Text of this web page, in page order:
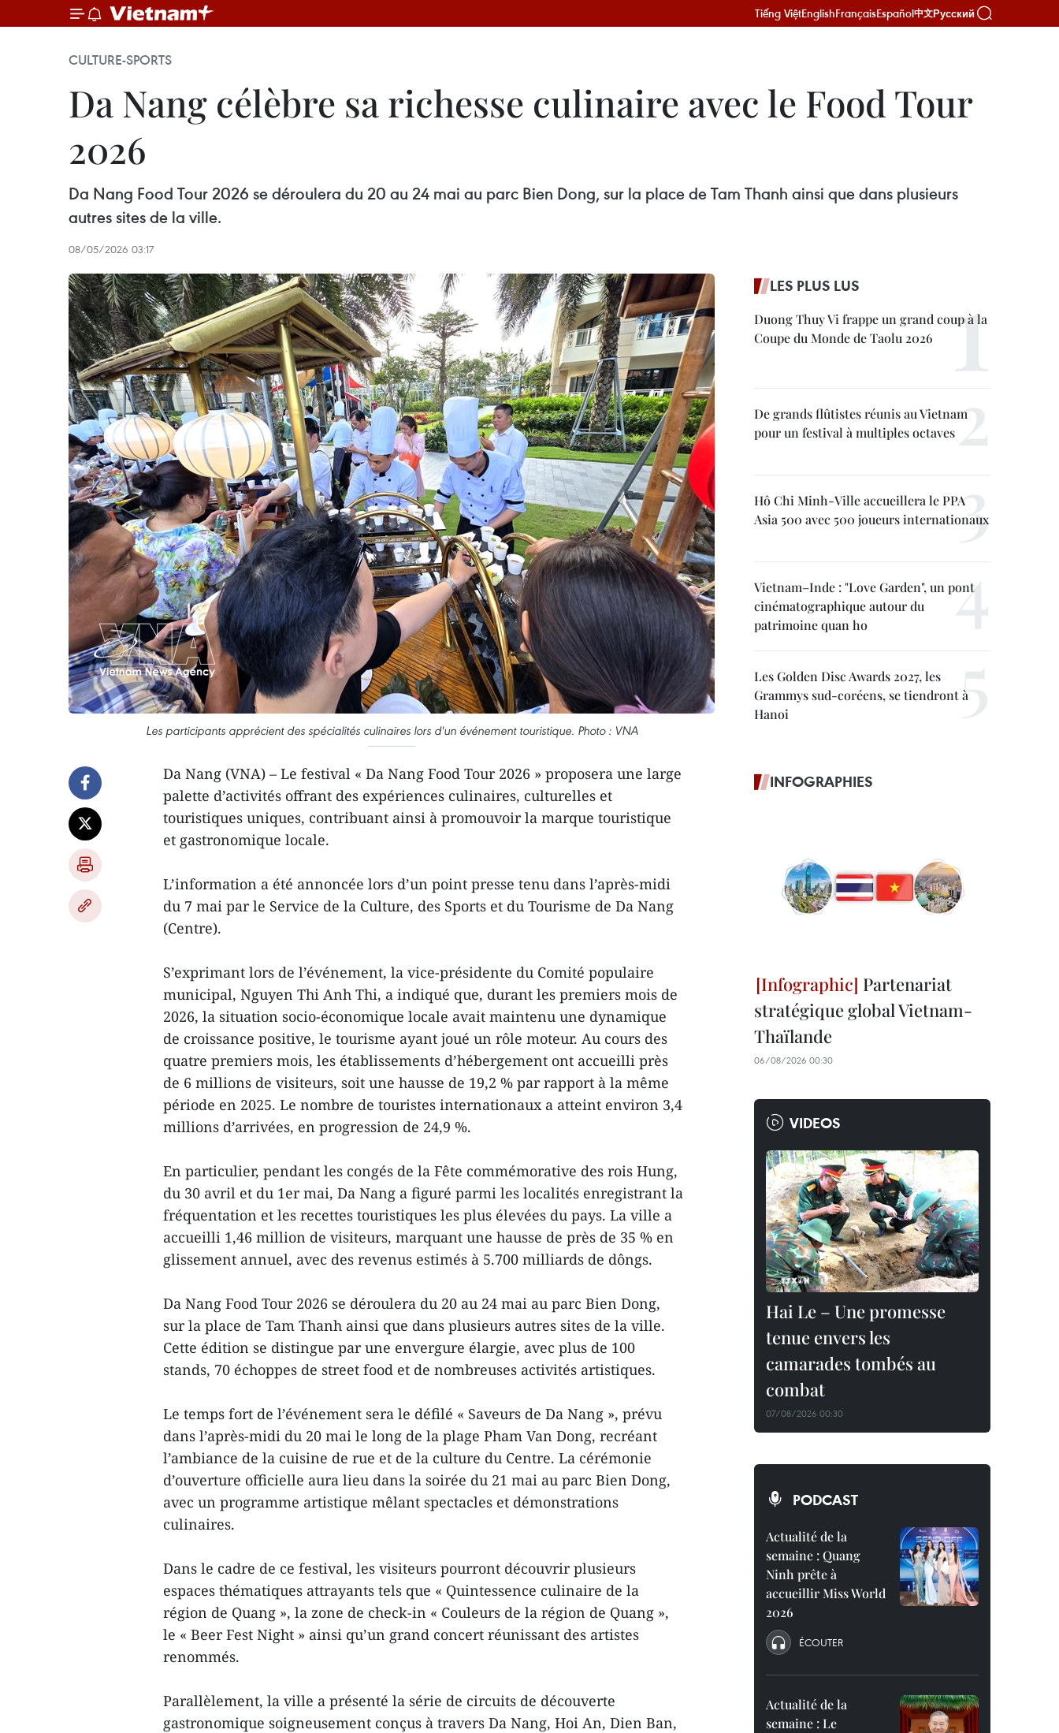
Tiếng ViệtEnglishFrançaisEspañol中文Русский
CULTURE-SPORTS
Da Nang célèbre sa richesse culinaire avec le Food Tour
2026
Da Nang Food Tour 2026 se déroulera du 20 au 24 mai au parc Bien Dong, sur la place de Tam Thanh ainsi que dans plusieurs
autres sites de la ville.
08/05/2026 03:17
Les participants apprécient des spécialités culinaires lors d'un événement touristique. Photo : VNA
Da Nang (VNA) – Le festival « Da Nang Food Tour 2026 » proposera une large
palette d’activités offrant des expériences culinaires, culturelles et
touristiques uniques, contribuant ainsi à promouvoir la marque touristique
et gastronomique locale.
L’information a été annoncée lors d’un point presse tenu dans l’après-midi
du 7 mai par le Service de la Culture, des Sports et du Tourisme de Da Nang
(Centre).
S’exprimant lors de l’événement, la vice-présidente du Comité populaire
municipal, Nguyen Thi Anh Thi, a indiqué que, durant les premiers mois de
2026, la situation socio-économique locale avait maintenu une dynamique
de croissance positive, le tourisme ayant joué un rôle moteur. Au cours des
quatre premiers mois, les établissements d’hébergement ont accueilli près
de 6 millions de visiteurs, soit une hausse de 19,2 % par rapport à la même
période en 2025. Le nombre de touristes internationaux a atteint environ 3,4
millions d’arrivées, en progression de 24,9 %.
En particulier, pendant les congés de la Fête commémorative des rois Hung,
du 30 avril et du 1er mai, Da Nang a figuré parmi les localités enregistrant la
fréquentation et les recettes touristiques les plus élevées du pays. La ville a
accueilli 1,46 million de visiteurs, marquant une hausse de près de 35 % en
glissement annuel, avec des revenus estimés à 5.700 milliards de dôngs.
Da Nang Food Tour 2026 se déroulera du 20 au 24 mai au parc Bien Dong,
sur la place de Tam Thanh ainsi que dans plusieurs autres sites de la ville.
Cette édition se distingue par une envergure élargie, avec plus de 100
stands, 70 échoppes de street food et de nombreuses activités artistiques.
Le temps fort de l’événement sera le défilé « Saveurs de Da Nang », prévu
dans l’après-midi du 20 mai le long de la plage Pham Van Dong, recréant
l’ambiance de la cuisine de rue et de la culture du Centre. La cérémonie
d’ouverture officielle aura lieu dans la soirée du 21 mai au parc Bien Dong,
avec un programme artistique mêlant spectacles et démonstrations
culinaires.
Dans le cadre de ce festival, les visiteurs pourront découvrir plusieurs
espaces thématiques attrayants tels que « Quintessence culinaire de la
région de Quang », la zone de check-in « Couleurs de la région de Quang »,
le « Beer Fest Night » ainsi qu’un grand concert réunissant des artistes
renommés.
Parallèlement, la ville a présenté la série de circuits de découverte
gastronomique soigneusement conçus à travers Da Nang, Hoi An, Dien Ban,
LES PLUS LUS
Duong Thuy Vi frappe un grand coup à la
Coupe du Monde de Taolu 2026
De grands flûtistes réunis au Vietnam
pour un festival à multiples octaves
Hô Chi Minh-Ville accueillera le PPA
Asia 500 avec 500 joueurs internationaux
Vietnam–Inde : "Love Garden", un pont
cinématographique autour du
patrimoine quan ho
Les Golden Disc Awards 2027, les
Grammys sud-coréens, se tiendront à
Hanoi
INFOGRAPHIES
Partenariat
stratégique global Vietnam-
Thaïlande
06/08/2026 00:30
VIDEOS
Hai Le – Une promesse
tenue envers les
camarades tombés au
combat
07/08/2026 00:30
PODCAST
Actualité de la
semaine : Quang
Ninh prête à
accueillir Miss World
2026
ÉCOUTER
Actualité de la
semaine : Le